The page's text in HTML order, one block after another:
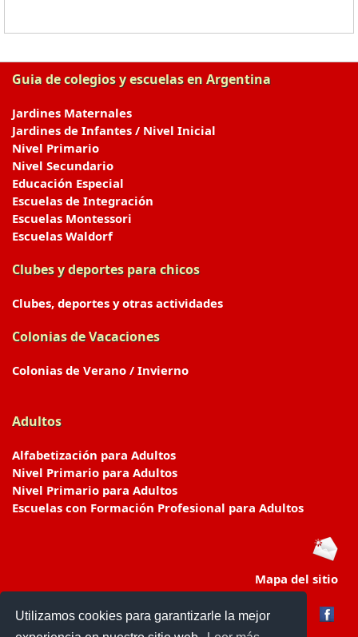
Utilizamos cookies para garantizarle la mejor
Guia de colegios y escuelas en Argentina
Jardines Maternales
Jardines de Infantes / Nivel Inicial
Nivel Primario
Nivel Secundario
Educación Especial
Escuelas de Integración
Escuelas Montessori
Escuelas Waldorf
Clubes y deportes para chicos
Clubes, deportes y otras actividades
Colonias de Vacaciones
Colonias de Verano / Invierno
Adultos
Alfabetización para Adultos
Nivel Primario para Adultos
Nivel Primario para Adultos
Escuelas con Formación Profesional para Adultos
Mapa del sitio